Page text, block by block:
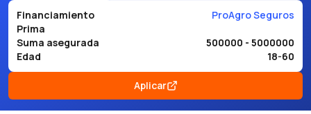
Financiamiento
ProAgro Seguros
Prima
Suma asegurada
500000 - 5000000
Edad
18-60
Aplicar